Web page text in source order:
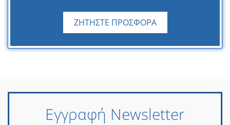
ΖΗΤΗΣΤΕ ΠΡΟΣΦΟΡΑ
Εγγραφή Newsletter